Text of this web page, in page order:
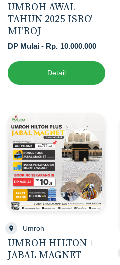
UMROH AWAL
TAHUN 2025 ISRO'
MI'ROJ
DP Mulai - Rp. 10.000.000
Detail
Umroh
UMROH HILTON +
JABAL MAGNET